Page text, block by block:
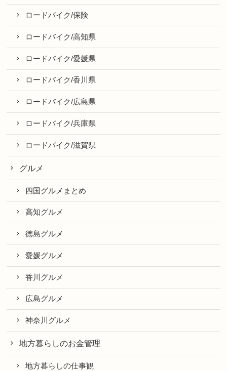
ロードバイク/保険
ロードバイク/高知県
ロードバイク/愛媛県
ロードバイク/香川県
ロードバイク/広島県
ロードバイク/兵庫県
ロードバイク/滋賀県
グルメ
四国グルメまとめ
高知グルメ
徳島グルメ
愛媛グルメ
香川グルメ
広島グルメ
神奈川グルメ
地方暮らしのお金管理
地方暮らしの仕事観